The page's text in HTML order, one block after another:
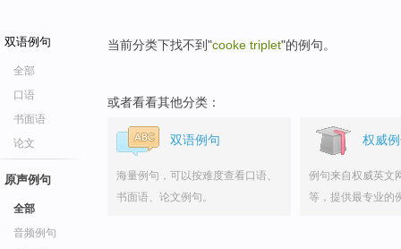
双语例句
全部
口语
书面语
论文
原声例句
全部
音频例句
当前分类下找不到"cooke triplet"的例句。
或者看看其他分类：
双语例句
海量例句，可以按难度查看口语、
书面语、论文例句。
权威
例句来自权威英文
等，提供最专业的